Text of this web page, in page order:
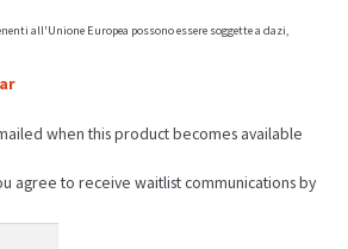
all'Unione Europea possono essere soggette a dazi,
when this product becomes available
agree to receive waitlist communications by